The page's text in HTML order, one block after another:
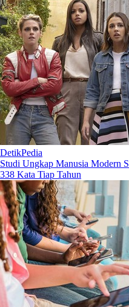
DetikPedia
Studi Ungkap Manusia Modern
338 Kata Tiap Tahun